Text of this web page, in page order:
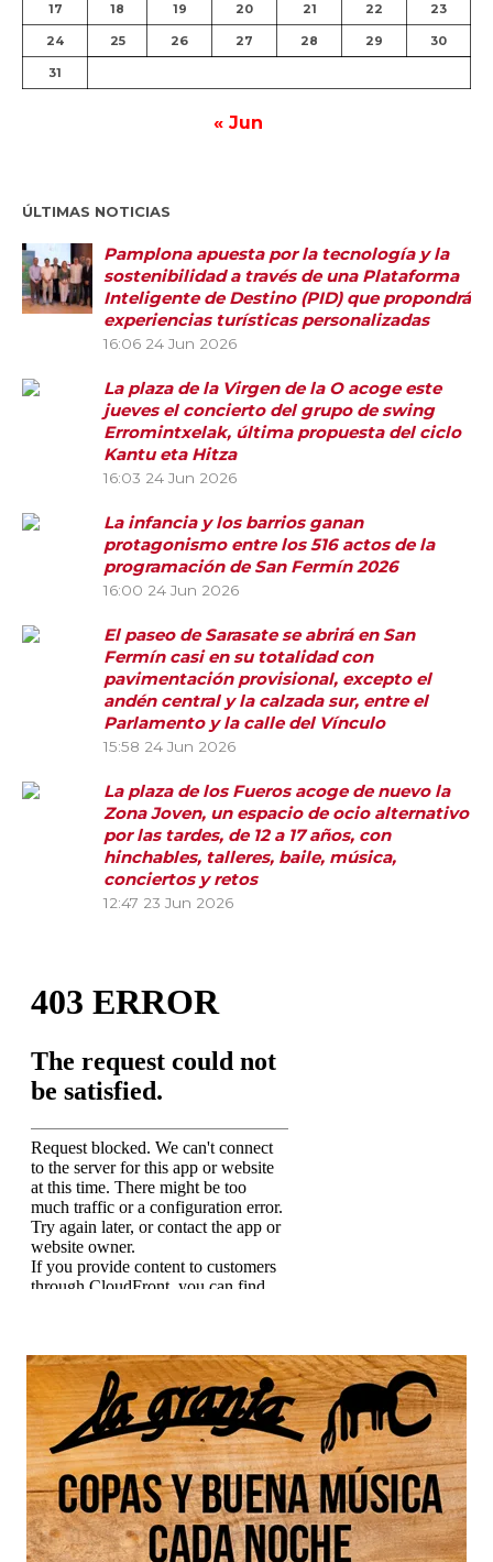
17 18 19 20 21 22 23
24 25 26 27 28 29 30
31
« Jun
ÚLTIMAS NOTICIAS
Pamplona apuesta por la tecnología y la
sostenibilidad a través de una Plataforma
Inteligente de Destino (PID) que propondrá
experiencias turísticas personalizadas
16:06 24 Jun 2026
La plaza de la Virgen de la O acoge este
jueves el concierto del grupo de swing
Erromintxelak, última propuesta del ciclo
Kantu eta Hitza
16:03 24 Jun 2026
La infancia y los barrios ganan
protagonismo entre los 516 actos de la
programación de San Fermín 2026
16:00 24 Jun 2026
El paseo de Sarasate se abrirá en San
Fermín casi en su totalidad con
pavimentación provisional, excepto el
andén central y la calzada sur, entre el
Parlamento y la calle del Vínculo
15:58 24 Jun 2026
La plaza de los Fueros acoge de nuevo la
Zona Joven, un espacio de ocio alternativo
por las tardes, de 12 a 17 años, con
hinchables, talleres, baile, música,
conciertos y retos
12:47 23 Jun 2026